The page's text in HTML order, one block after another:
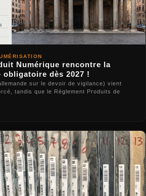
Numérique rencontre la
dès 2027 !
sur le devoir de vigilance) vient
tandis que le Règlement Produits de